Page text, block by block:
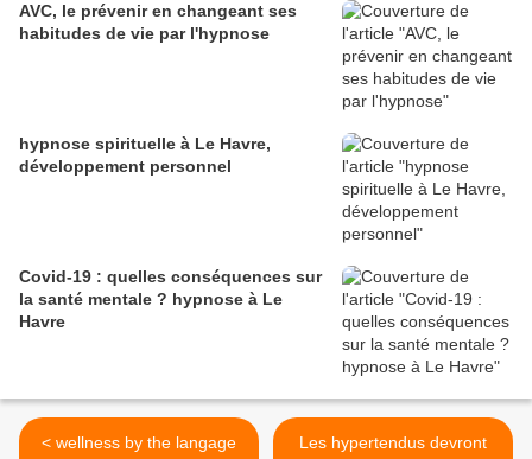
AVC, le prévenir en changeant ses
habitudes de vie par l'hypnose
hypnose spirituelle à Le Havre,
développement personnel
Covid-19 : quelles conséquences sur
la santé mentale ? hypnose à Le
Havre
< wellness by the langage
Les hypertendus devront